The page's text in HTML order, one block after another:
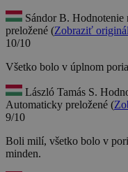
Sándor B. Hodnotenie
preložené (Zobraziť originál
10/10
Všetko bolo v úplnom
László Tamás S.
Automaticky preložené (
9/10
Boli milí, všetko bolo v
minden.